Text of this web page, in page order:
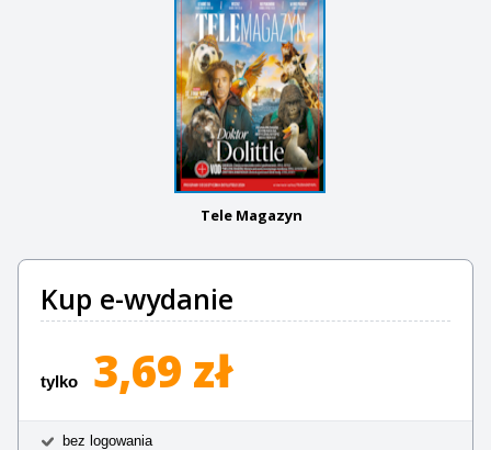
Tele Magazyn
Kup e-wydanie
tylko 3,69 zł
bez logowania